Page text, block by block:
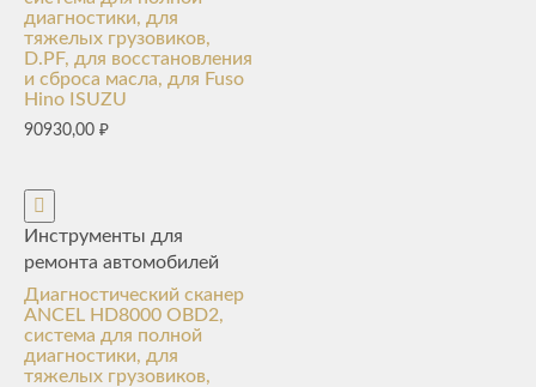
диагностики, для
тяжелых грузовиков,
D.PF, для восстановления
и сброса масла, для Fuso
Hino ISUZU
90930,00 ₽
Инструменты для
ремонта автомобилей
Диагностический сканер
ANCEL HD8000 OBD2,
система для полной
диагностики, для
тяжелых грузовиков,